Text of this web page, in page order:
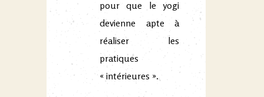
pour que le yogi
devienne apte à
réaliser les
pratiques
« intérieures ».